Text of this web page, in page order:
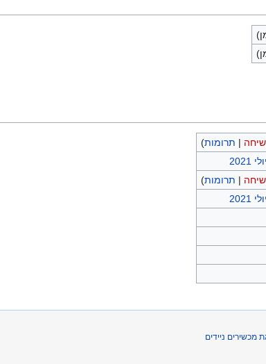
שיחה | תרומות)
שיחה | תרומות)
מכשירים ניידים